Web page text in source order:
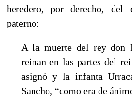
heredero, por derecho, del
paterno:
A la muerte del rey don
reinan en las partes del
asignó y la infanta
Sancho, “como era de